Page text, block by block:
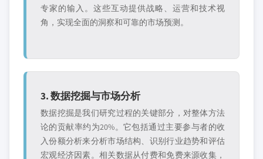
专家的输入。这些互动提供战略、运营和技术视
角，实现全面的洞察和可靠的市场预测。
3. 数据挖掘与市场分析
数据挖掘是我们研究过程的关键部分，对整体方法
论的贡献率约为20%。它包括通过主要参与者的收
入份额分析来分析市场结构、识别行业趋势和评估
宏观经济因素。相关数据从付费和免费来源收集，